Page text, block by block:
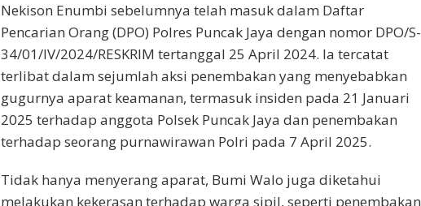
Nekison Enumbi sebelumnya telah masuk dalam Daftar
Pencarian Orang (DPO) Polres Puncak Jaya dengan nomor DPO/S-
34/01/IV/2024/RESKRIM tertanggal 25 April 2024. Ia tercatat
terlibat dalam sejumlah aksi penembakan yang menyebabkan
gugurnya aparat keamanan, termasuk insiden pada 21 Januari
2025 terhadap anggota Polsek Puncak Jaya dan penembakan
terhadap seorang purnawirawan Polri pada 7 April 2025.
Tidak hanya menyerang aparat, Bumi Walo juga diketahui
melakukan kekerasan terhadap warga sipil, seperti penembakan